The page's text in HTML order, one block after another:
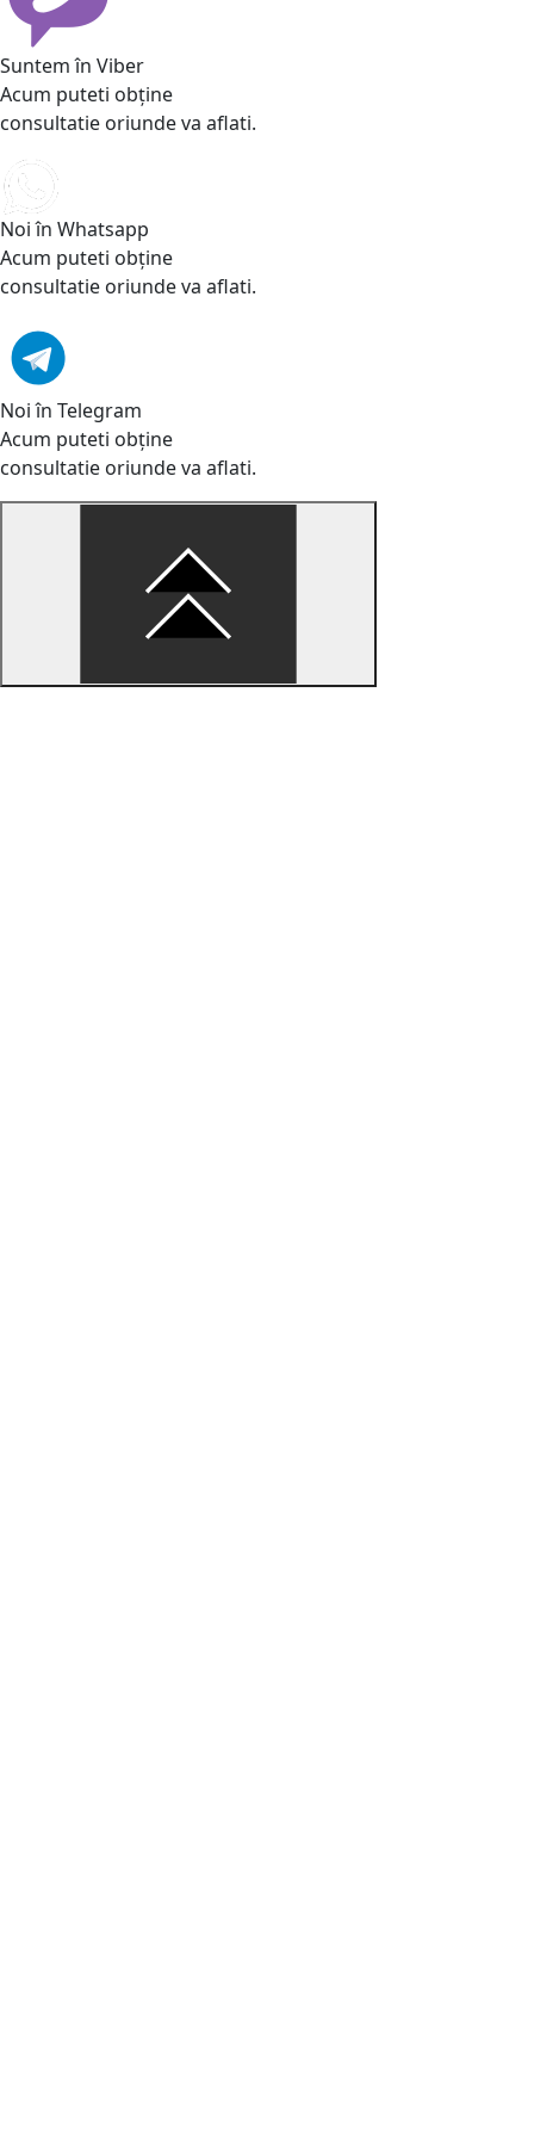
Suntem în Viber
Acum puteti obține
consultatie oriunde va aflati.
Noi în Whatsapp
Acum puteti obține
consultatie oriunde va aflati.
Noi în Telegram
Acum puteti obține
consultatie oriunde va aflati.